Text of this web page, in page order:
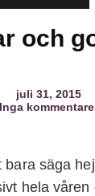
och
juli 31, 2015
Inga
bara säga
hela våren